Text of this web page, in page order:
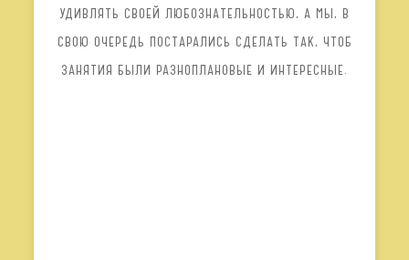
УДИВЛЯТЬ СВОЕЙ ЛЮБОЗНАТЕЛЬНОСТЬЮ, А МЫ, В
СВОЮ ОЧЕРЕДЬ ПОСТАРАЛИСЬ СДЕЛАТЬ ТАК, ЧТОБ
ЗАНЯТИЯ БЫЛИ РАЗНОПЛАНОВЫЕ И ИНТЕРЕСНЫЕ.